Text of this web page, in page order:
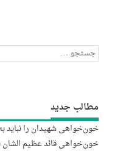
جستجو
برای:
مطالب جدید
خون‌خواهی شهیدان را نباید
خون‌خواهی قائد عظیم